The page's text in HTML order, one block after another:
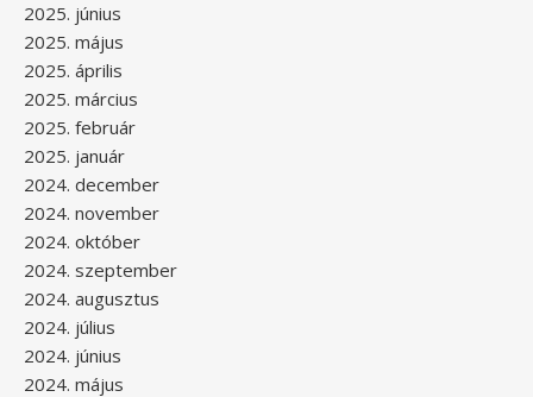
2025. június
2025. május
2025. április
2025. március
2025. február
2025. január
2024. december
2024. november
2024. október
2024. szeptember
2024. augusztus
2024. július
2024. június
2024. május